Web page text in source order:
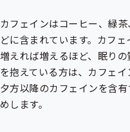
カフェインはコーヒー、緑
どに含まれています。カフ
増えれば増えるほど、眠り
を抱えている方は、カフェ
夕方以降のカフェインを含
めします。